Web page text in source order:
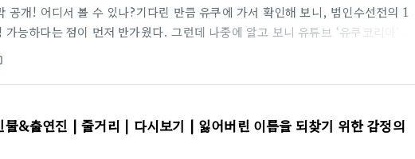
공개! 어디서 볼 수 있나?기다린 만큼 유쿠에 가서 확인해 보니, 범인수선전의 1
능하다는 점이 먼저 반가웠다. 그런데 나중에 알고 보니 유튜브 ‘유쿠코리아’ 공
. 맛보기로 보여준듯하다. 범인수선전 유튜브 바로가기🎬 1,2화 – "범인"의 시
난성해의 전투장면을 뒤로 하고 드라마는 200년 전의 어린 한립의 회상에서 시
, 집안과 자신의 성공을 위해 장철과 함께 칠현문 외문 제자 선발시험에 참가하게
만 묵대부의 눈에 들어 둘 다 신수곡에 들어오게 된다. ..
&출연진 | 줄거리 | 다시보기 | 잃어버린 이름을 되찾기 위한 감정의